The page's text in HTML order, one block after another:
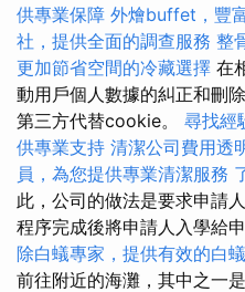
供專業保障 外燴buffet，豐
社，提供全面的調查服務 整
更加節省空間的冷藏選擇 在
動用戶個人數據的糾正和刪
第三方代替cookie。 尋找經
供專業支持 清潔公司費用透
員，為您提供專業清潔服務
此，公司的做法是要求申請
程序完成後將申請人入學給
除白蟻專家，提供有效的白
前往附近的海灘，其中之一